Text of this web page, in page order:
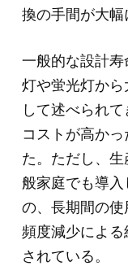
換の手間が大幅
一般的な設計
灯や蛍光灯か
して述べられ
コストが高か
た。ただし、
般家庭でも導
の、長期間の
頻度減少によ
されている。